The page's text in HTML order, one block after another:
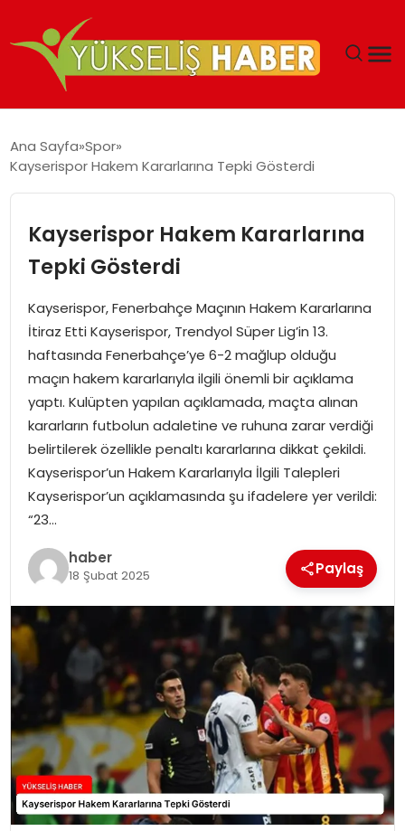
MALIYETLERINI AZALTIYOR’
Ana Sayfa Spor
Kayserispor Hakem Kararlarına Tepki Gösterdi
Kayserispor Hakem Kararlarına
Tepki Gösterdi
Kayserispor, Fenerbahçe Maçının Hakem Kararlarına
İtiraz Etti Kayserispor, Trendyol Süper Lig’in 13.
haftasında Fenerbahçe’ye 6-2 mağlup olduğu
maçın hakem kararlarıyla ilgili önemli bir açıklama
yaptı. Kulüpten yapılan açıklamada, maçta alınan
kararların futbolun adaletine ve ruhuna zarar verdiği
belirtilerek özellikle penaltı kararlarına dikkat çekildi.
Kayserispor’un Hakem Kararlarıyla İlgili Talepleri
Kayserispor’un açıklamasında şu ifadelere yer verildi:
“23…
haber
18 Şubat 2025 Paylaş